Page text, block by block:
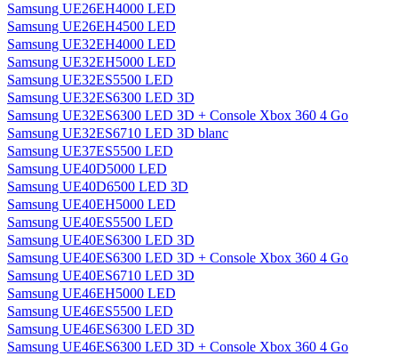
Samsung UE26EH4000 LED
Samsung UE26EH4500 LED
Samsung UE32EH4000 LED
Samsung UE32EH5000 LED
Samsung UE32ES5500 LED
Samsung UE32ES6300 LED 3D
Samsung UE32ES6300 LED 3D + Console Xbox 360 4 Go
Samsung UE32ES6710 LED 3D blanc
Samsung UE37ES5500 LED
Samsung UE40D5000 LED
Samsung UE40D6500 LED 3D
Samsung UE40EH5000 LED
Samsung UE40ES5500 LED
Samsung UE40ES6300 LED 3D
Samsung UE40ES6300 LED 3D + Console Xbox 360 4 Go
Samsung UE40ES6710 LED 3D
Samsung UE46EH5000 LED
Samsung UE46ES5500 LED
Samsung UE46ES6300 LED 3D
Samsung UE46ES6300 LED 3D + Console Xbox 360 4 Go